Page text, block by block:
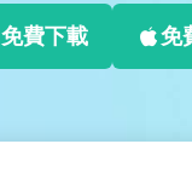
免費下載 免